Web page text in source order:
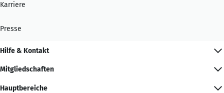
Karriere
Presse
Hilfe & Kontakt
Mitgliedschaften
Hauptbereiche